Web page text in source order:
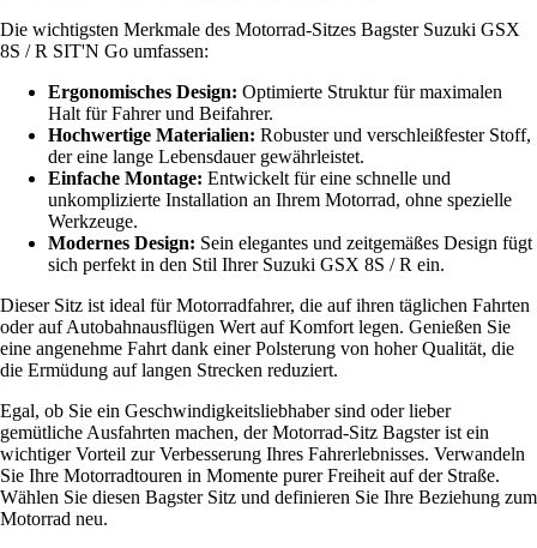
Die wichtigsten Merkmale des Motorrad-Sitzes Bagster Suzuki GSX
8S / R SIT'N Go umfassen:
Ergonomisches Design: Optimierte Struktur für maximalen
Halt für Fahrer und Beifahrer.
Hochwertige Materialien: Robuster und verschleißfester Stoff,
der eine lange Lebensdauer gewährleistet.
Einfache Montage: Entwickelt für eine schnelle und
unkomplizierte Installation an Ihrem Motorrad, ohne spezielle
Werkzeuge.
Modernes Design: Sein elegantes und zeitgemäßes Design fügt
sich perfekt in den Stil Ihrer Suzuki GSX 8S / R ein.
Dieser Sitz ist ideal für Motorradfahrer, die auf ihren täglichen Fahrten
oder auf Autobahnausflügen Wert auf Komfort legen. Genießen Sie
eine angenehme Fahrt dank einer Polsterung von hoher Qualität, die
die Ermüdung auf langen Strecken reduziert.
Egal, ob Sie ein Geschwindigkeitsliebhaber sind oder lieber
gemütliche Ausfahrten machen, der Motorrad-Sitz Bagster ist ein
wichtiger Vorteil zur Verbesserung Ihres Fahrerlebnisses. Verwandeln
Sie Ihre Motorradtouren in Momente purer Freiheit auf der Straße.
Wählen Sie diesen Bagster Sitz und definieren Sie Ihre Beziehung zum
Motorrad neu.